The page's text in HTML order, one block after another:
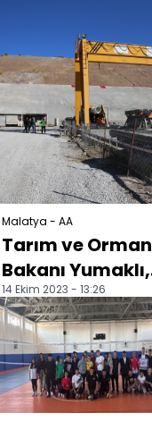
Malatya - AA
Tarım ve Orman
Bakanı Yumaklı,
Yoncalı Barajı
inşaat alanında
incelemede bu...
14 Ekim 2023 - 13:26